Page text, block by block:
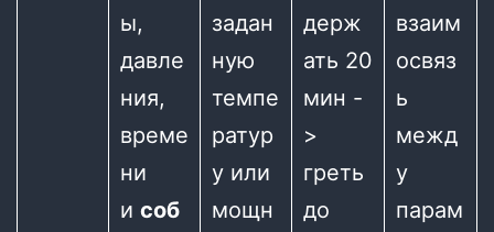
ы,
давле
ния,
време
ни
и соб
задан
ную
темпе
ратур
у или
мощн
держ
ать 20
мин -
>
греть
до
взаим
освяз
ь
межд
у
парам